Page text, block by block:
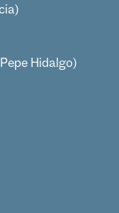
Hidalgo)